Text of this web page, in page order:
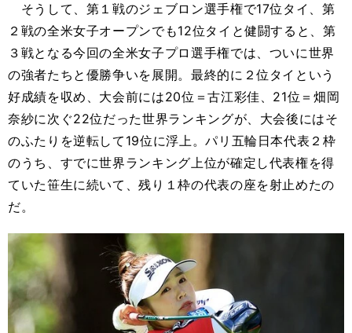
そうして、第１戦のジェブロン選手権で17位タイ、第
２戦の全米女子オープンでも12位タイと健闘すると、第
３戦となる今回の全米女子プロ選手権では、ついに世界
の強者たちと優勝争いを展開。最終的に２位タイという
好成績を収め、大会前には20位＝古江彩佳、21位＝畑岡
奈紗に次ぐ22位だった世界ランキングが、大会後にはそ
のふたりを逆転して19位に浮上。パリ五輪日本代表２枠
のうち、すでに世界ランキング上位が確定し代表権を得
ていた笹生に続いて、残り１枠の代表の座を射止めたの
だ。